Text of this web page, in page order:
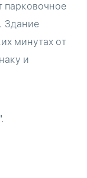
парковочное
Здание
минутах от
и